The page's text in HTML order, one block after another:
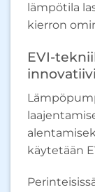
lämpötila
kierron
EVI-
käytetään